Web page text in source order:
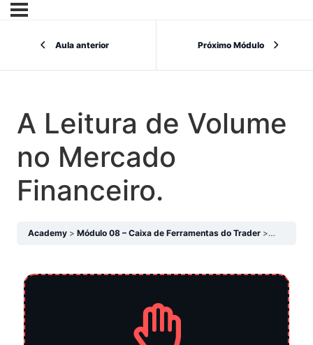
Aula anterior Próximo Módulo
A Leitura de Volume
no Mercado
Financeiro.
Academy Módulo 08 – Caixa de Ferramentas do Trader A Leitura